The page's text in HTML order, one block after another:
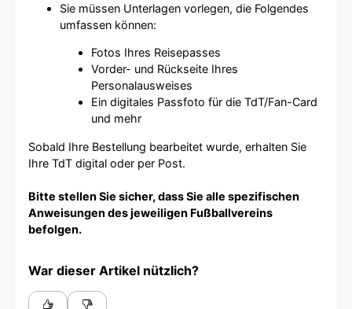
Sie müssen Unterlagen vorlegen, die Folgendes
umfassen können:
Fotos Ihres Reisepasses
Vorder- und Rückseite Ihres
Personalausweises
Ein digitales Passfoto für die TdT/Fan-Card
und mehr
Sobald Ihre Bestellung bearbeitet wurde, erhalten Sie
Ihre TdT digital oder per Post.
Bitte stellen Sie sicher, dass Sie alle spezifischen
Anweisungen des jeweiligen Fußballvereins
befolgen.
War dieser Artikel nützlich?